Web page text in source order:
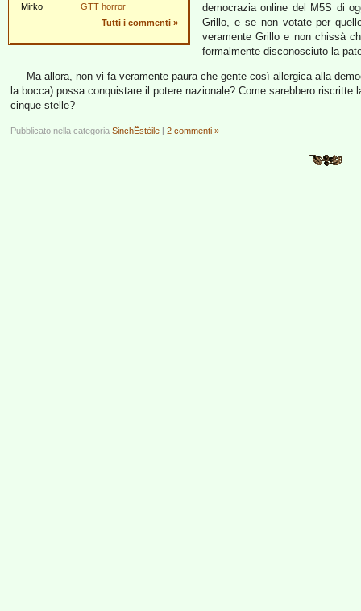
Mirko
GTT horror
Tutti i commenti »
democrazia online del M5S di
Grillo, e se non votate per
veramente Grillo e non chissà
formalmente disconosciuto la
Ma allora, non vi fa veramente paura che gente così allergica alla
la bocca) possa conquistare il potere nazionale? Come sarebbero
cinque stelle?
Pubblicato nella categoria SinchËstèile | 2 commenti »